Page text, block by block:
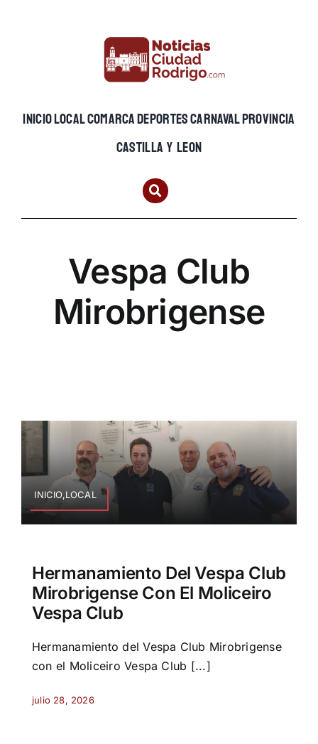
INICIOLOCALCOMARCADEPORTESCARNAVALPROVINCIA
CASTILLA Y LEON
Vespa Club
Mirobrigense
INICIO,LOCAL
Hermanamiento Del Vespa Club
Mirobrigense Con El Moliceiro
Vespa Club
Hermanamiento del Vespa Club Mirobrigense
con el Moliceiro Vespa Club [...]
julio 28, 2026